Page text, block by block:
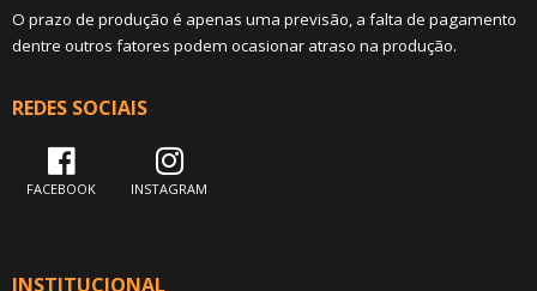
O prazo de produção é apenas uma previsão, a falta de pagamento
dentre outros fatores podem ocasionar atraso na produção.
REDES SOCIAIS
FACEBOOK INSTAGRAM
INSTITUCIONAL